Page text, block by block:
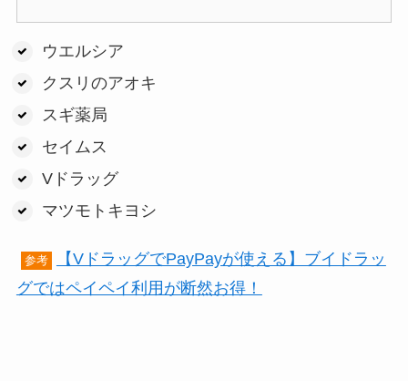
ウエルシア
クスリのアオキ
スギ薬局
セイムス
Vドラッグ
マツモトキヨシ
参考
【VドラッグでPayPayが使える】ブイドラッ
グではペイペイ利用が断然お得！